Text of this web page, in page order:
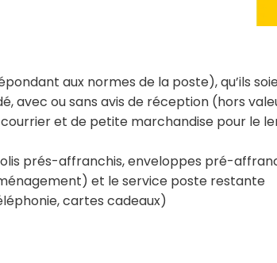
aux normes de la poste), qu’ils
avec ou sans avis de réception (hors
et de petite marchandise pour le
prés-affranchis, enveloppes pré-
et le service poste restante
cartes cadeaux)